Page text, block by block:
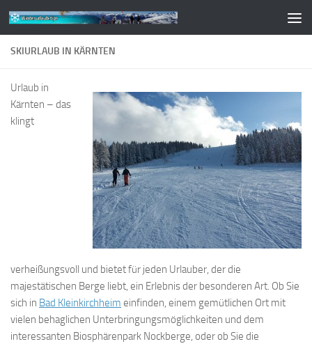
Zum Inhalt springen
SKIURLAUB IN KÄRNTEN
Urlaub in
Kärnten – das
klingt
verheißungsvoll und bietet für jeden Urlauber, der die
majestätischen Berge liebt, ein Erlebnis der besonderen Art. Ob Sie
sich in Bad Kleinkirchheim einfinden, einem gemütlichen Ort mit
vielen behaglichen Unterbringungsmöglichkeiten und dem
interessanten Biosphärenpark Nockberge, oder ob Sie die